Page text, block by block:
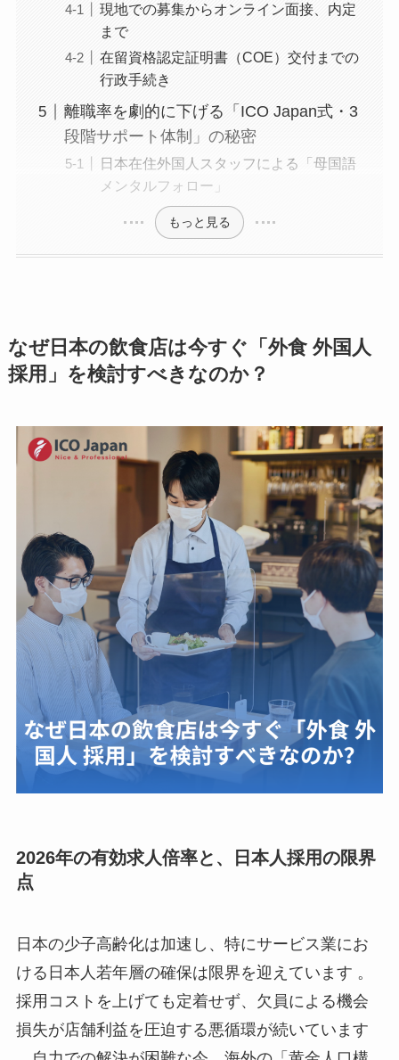
現地での募集からオンライン面接、内定
まで
在留資格認定証明書（COE）交付までの
行政手続き
離職率を劇的に下げる「ICO Japan式・3
段階サポート体制」の秘密
日本在住外国人スタッフによる「母国語
メンタルフォロー」
もっと見る
なぜ日本の飲食店は今すぐ「外食 外国人
採用」を検討すべきなのか？
2026年の有効求人倍率と、日本人採用の限界
点
日本の少子高齢化は加速し、特にサービス業にお
ける日本人若年層の確保は限界を迎えています 。
採用コストを上げても定着せず、欠員による機会
損失が店舗利益を圧迫する悪循環が続いています